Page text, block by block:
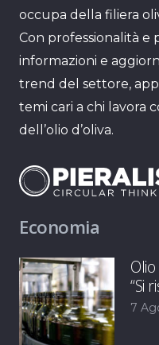
occupa della filiera
Con professionalità
informazioni e
trend del settore,
temi cari a chi lavora
dell’olio d’oliva.
Economia
“Si
7